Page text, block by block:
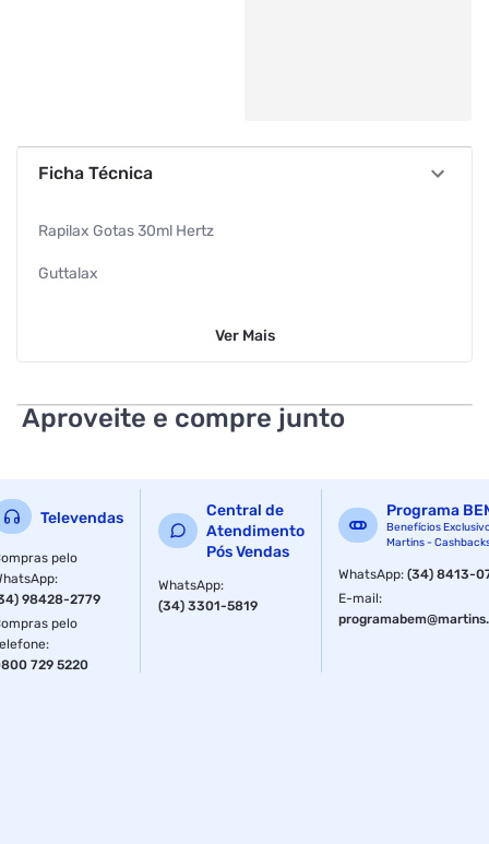
Ficha Técnica
Rapilax Gotas 30ml Hertz
Guttalax
Kley Hertz
Ver Mais
Aproveite e compre junto
Televendas
pelo
:
98428-2779
pelo
:
729 5220
Central de
Atendimento
Pós Vendas
WhatsApp:
(34) 3301-5819
Programa
Benefícios
Martins -
WhatsApp:(34) 8413-
E-mail: